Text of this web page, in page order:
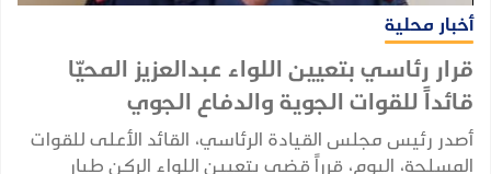
أخبار محلية
قرار رئاسي بتعيين اللواء عبدالعزيز المحيّا
قائداً للقوات الجوية والدفاع الجوي
أصدر رئيس مجلس القيادة الرئاسي، القائد الأعلى للقوات
المسلحة، اليوم، قرراً قضى بتعيين اللواء الركن طيار